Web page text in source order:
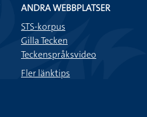
ANDRA WEBBPLATSER
STS-korpus
Gilla Tecken
Teckenspråksvideo
Fler länktips